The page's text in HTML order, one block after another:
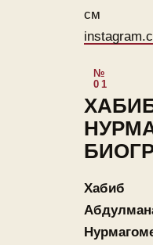
см
Хабиб